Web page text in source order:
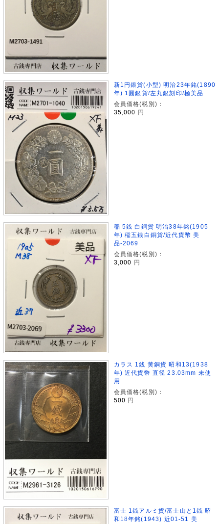
新1円銀貨(小型) 明治23年銘(1890
年) 1圓銀貨/左丸銀刻印/極美品
会員価格(税別)：
35,000 円
稲 5銭 白銅貨 明治38年銘(1905
年) 稲五銭白銅貨/近代貨幣 美
品-2069
会員価格(税別)：
3,000 円
カラス 1銭 黄銅貨 昭和13(1938
年) 近代貨幣 直径 23.03mm 未使
用
会員価格(税別)：
500 円
富士 1銭アルミ貨/富士山と1銭 昭
和18年銘(1943) 近01-51 美